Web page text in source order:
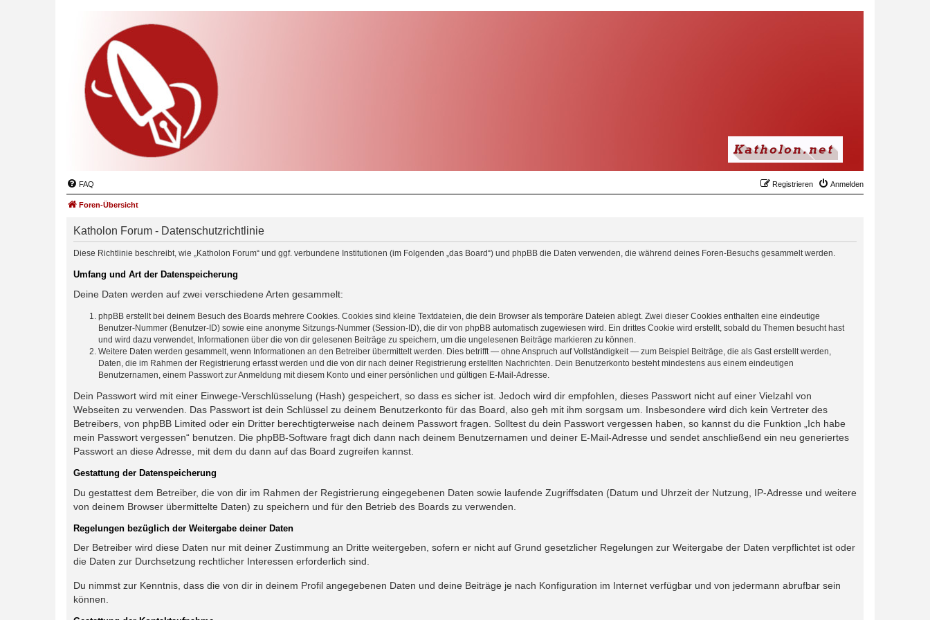
FAQ Anmelden
Registrieren
Foren-Übersicht
Katholon Forum - Datenschutzrichtlinie
Diese Richtlinie beschreibt, wie „Katholon Forum“ und ggf. verbundene Institutionen (im Folgenden „das Board“) und phpBB die Daten verwenden, die während deines Foren-Besuchs gesammelt werden.
Umfang und Art der Datenspeicherung
Deine Daten werden auf zwei verschiedene Arten gesammelt:
phpBB erstellt bei deinem Besuch des Boards mehrere Cookies. Cookies sind kleine Textdateien, die dein Browser als temporäre Dateien ablegt. Zwei dieser Cookies enthalten eine eindeutige
Benutzer-Nummer (Benutzer-ID) sowie eine anonyme Sitzungs-Nummer (Session-ID), die dir von phpBB automatisch zugewiesen wird. Ein drittes Cookie wird erstellt, sobald du Themen besucht hast
und wird dazu verwendet, Informationen über die von dir gelesenen Beiträge zu speichern, um die ungelesenen Beiträge markieren zu können.
Weitere Daten werden gesammelt, wenn Informationen an den Betreiber übermittelt werden. Dies betrifft — ohne Anspruch auf Vollständigkeit — zum Beispiel Beiträge, die als Gast erstellt werden,
Daten, die im Rahmen der Registrierung erfasst werden und die von dir nach deiner Registrierung erstellten Nachrichten. Dein Benutzerkonto besteht mindestens aus einem eindeutigen
Benutzernamen, einem Passwort zur Anmeldung mit diesem Konto und einer persönlichen und gültigen E-Mail-Adresse.
Dein Passwort wird mit einer Einwege-Verschlüsselung (Hash) gespeichert, so dass es sicher ist. Jedoch wird dir empfohlen, dieses Passwort nicht auf einer Vielzahl von
Webseiten zu verwenden. Das Passwort ist dein Schlüssel zu deinem Benutzerkonto für das Board, also geh mit ihm sorgsam um. Insbesondere wird dich kein Vertreter des
Betreibers, von phpBB Limited oder ein Dritter berechtigterweise nach deinem Passwort fragen. Solltest du dein Passwort vergessen haben, so kannst du die Funktion „Ich habe
mein Passwort vergessen“ benutzen. Die phpBB-Software fragt dich dann nach deinem Benutzernamen und deiner E-Mail-Adresse und sendet anschließend ein neu generiertes
Passwort an diese Adresse, mit dem du dann auf das Board zugreifen kannst.
Gestattung der Datenspeicherung
Du gestattest dem Betreiber, die von dir im Rahmen der Registrierung eingegebenen Daten sowie laufende Zugriffsdaten (Datum und Uhrzeit der Nutzung, IP-Adresse und weitere
von deinem Browser übermittelte Daten) zu speichern und für den Betrieb des Boards zu verwenden.
Regelungen bezüglich der Weitergabe deiner Daten
Der Betreiber wird diese Daten nur mit deiner Zustimmung an Dritte weitergeben, sofern er nicht auf Grund gesetzlicher Regelungen zur Weitergabe der Daten verpflichtet ist oder
die Daten zur Durchsetzung rechtlicher Interessen erforderlich sind.
Du nimmst zur Kenntnis, dass die von dir in deinem Profil angegebenen Daten und deine Beiträge je nach Konfiguration im Internet verfügbar und von jedermann abrufbar sein
können.